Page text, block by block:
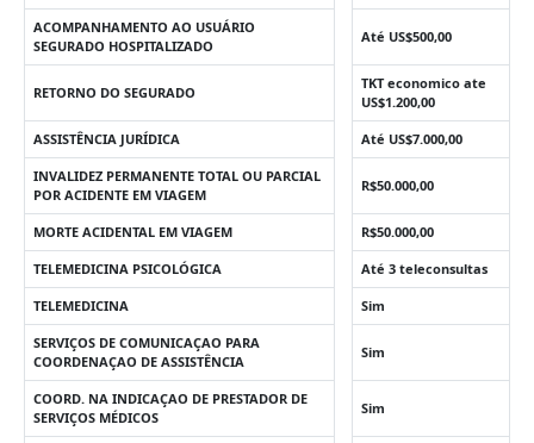
ACOMPANHAMENTO AO USUÁRIO
SEGURADO HOSPITALIZADO
Até US$500,00
RETORNO DO SEGURADO
TKT economico ate
US$1.200,00
ASSISTÊNCIA JURÍDICA Até US$7.000,00
INVALIDEZ PERMANENTE TOTAL OU PARCIAL
POR ACIDENTE EM VIAGEM
R$50.000,00
MORTE ACIDENTAL EM VIAGEM R$50.000,00
TELEMEDICINA PSICOLÓGICA Até 3 teleconsultas
TELEMEDICINA Sim
SERVIÇOS DE COMUNICAÇAO PARA
COORDENAÇAO DE ASSISTÊNCIA
Sim
COORD. NA INDICAÇAO DE PRESTADOR DE
SERVIÇOS MÉDICOS
Sim